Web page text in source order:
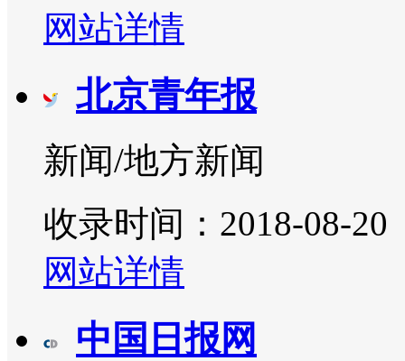
网站详情
北京青年报
新闻/地方新闻
收录时间：2018-08-20
网站详情
中国日报网